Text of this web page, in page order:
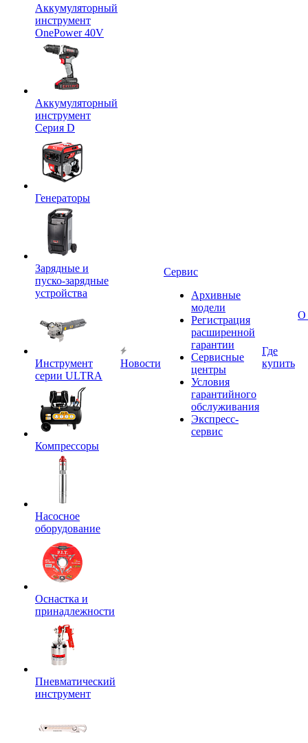
Аккумуляторный
инструмент
OnePower 40V
Аккумуляторный
инструмент
Серия D
Генераторы
Зарядные и
пуско-зарядные
устройства
Инструмент
серии ULTRA
Компрессоры
Насосное
оборудование
Оснастка и
принадлежности
Пневматический
инструмент
Новости
Сервис
Архивные
модели
Регистрация
расширенной
гарантии
Сервисные
центры
Условия
гарантийного
обслуживания
Экспресс-
сервис
Где
купить
О